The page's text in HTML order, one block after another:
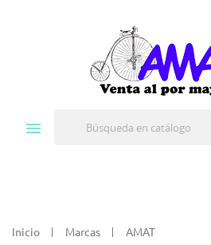
Inicio Marcas AMAT